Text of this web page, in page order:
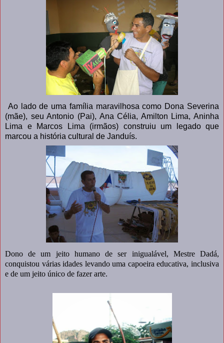
Ao lado de uma família maravilhosa como Dona Severina
(mãe), seu Antonio (Pai), Ana Célia, Amilton Lima, Aninha
Lima e Marcos Lima (irmãos) construiu um legado que
marcou a história cultural de Janduís.
Dono de um jeito humano de ser inigualável, Mestre Dadá,
conquistou várias idades levando uma capoeira educativa, inclusiva
e de um jeito único de fazer arte.